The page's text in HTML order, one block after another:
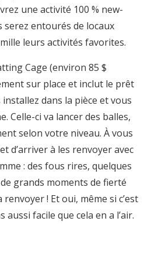
une activité 100 % new-
serez entourés de locaux
leurs activités favorites.
Cage (environ 85 $
sur place et inclut le prêt
dans la pièce et vous
Celle-ci va lancer des balles,
selon votre niveau. À vous
d’arriver à les renvoyer avec
: des fous rires, quelques
grands moments de fierté
! Et oui, même si c’est
aussi facile que cela en a l’air.